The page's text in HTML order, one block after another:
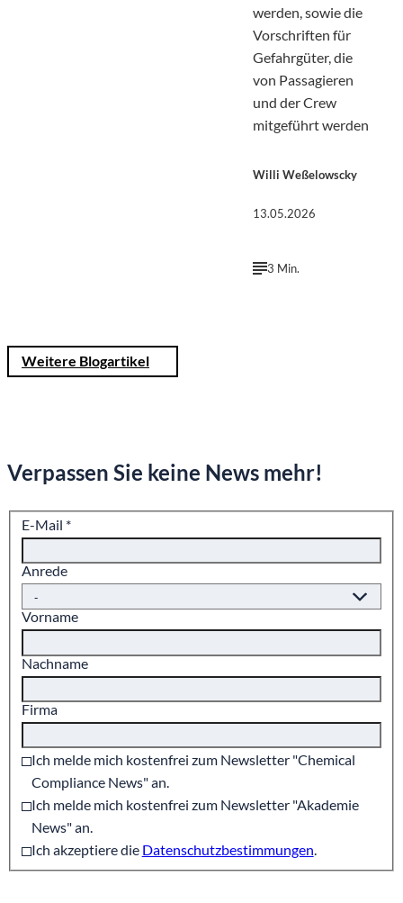
werden, sowie die
Vorschriften für
Gefahrgüter, die
von Passagieren
und der Crew
mitgeführt werden
Willi Weßelowscky
13.05.2026
3 Min.
Weitere Blogartikel
Verpassen Sie keine News mehr!
E-Mail *
Anrede
Vorname
Nachname
Firma
Ich melde mich kostenfrei zum Newsletter "Chemical
Compliance News" an.
Ich melde mich kostenfrei zum Newsletter "Akademie
News" an.
Ich akzeptiere die Datenschutzbestimmungen.